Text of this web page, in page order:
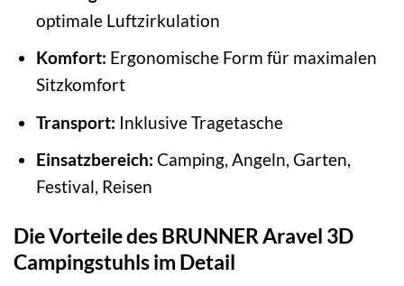
optimale Luftzirkulation
Komfort: Ergonomische Form für maximalen
Sitzkomfort
Transport: Inklusive Tragetasche
Einsatzbereich: Camping, Angeln, Garten,
Festival, Reisen
Die Vorteile des BRUNNER Aravel 3D
Campingstuhls im Detail